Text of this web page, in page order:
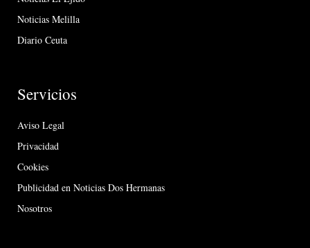
Noticias Melilla
Diario Ceuta
Servicios
Aviso Legal
Privacidad
Cookies
Publicidad en Noticias Dos Hermanas
Nosotros